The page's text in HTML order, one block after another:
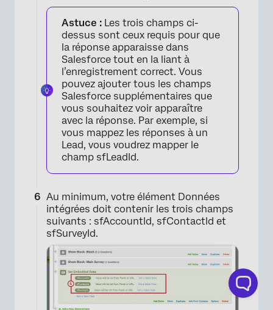
×
×
Astuce : Les trois champs ci-
dessus sont ceux requis pour que
la réponse apparaisse dans
Salesforce tout en la liant à
l’enregistrement correct. Vous
pouvez ajouter tous les champs
Salesforce supplémentaires que
vous souhaitez voir apparaître
avec la réponse. Par exemple, si
vous mappez les réponses à un
Lead, vous voudrez mapper le
champ sfLeadId.
Au minimum, votre élément Données
intégrées doit contenir les trois champs
suivants : sfAccountId, sfContactId et
sfSurveyId.